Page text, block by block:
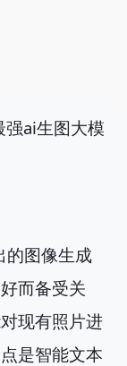
ai生图大模
的图像生成
而备受关
现有照片进
是智能文本